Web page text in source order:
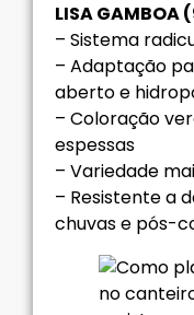
LISA GAMBOA
– Sistema
– Adaptação
aberto e
– Coloração
espessas
– Variedade
– Resistente a
chuvas e pós-